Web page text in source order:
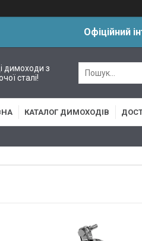
Офіційний
димоходи з
сталі!
КАТАЛОГ ДИМОХОДІВ